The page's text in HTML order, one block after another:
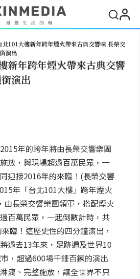
101大樓新年跨年煙火帶來古典交響味 長榮交
演出
新年跨年煙火帶來古典交響
演出
年的跨年將由長榮交響樂團
放，與現場超過百萬民眾，一
迎接2016年的來臨！(長榮交響
年「台北101大樓」跨年煙火
由長榮交響樂團領軍，搭配煙火
百萬民眾，一起倒數計時，共
臨！這歷史性的四分鐘演出，
過去13年來，足跡遍及世界10
，超過600場千錘百鍊的演出
漓、完整施放，讓全世界不只